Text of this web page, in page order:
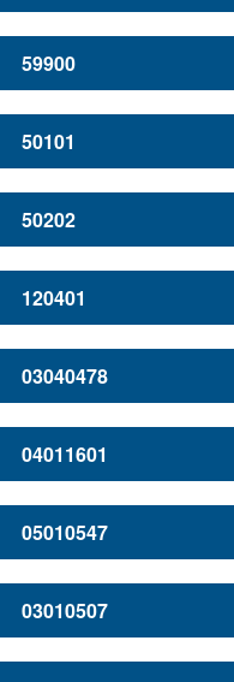
59900
50101
50202
120401
03040478
04011601
05010547
03010507